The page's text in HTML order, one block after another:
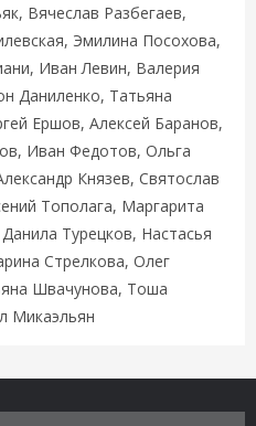
Вячеслав Разбегаев,
Эмилина Посохова,
Иван Левин, Валерия
Даниленко, Татьяна
Ершов, Алексей Баранов,
Иван Федотов, Ольга
Князев, Святослав
Тополага, Маргарита
Турецков, Настасья
Стрелкова, Олег
Швачунова, Тоша
Микаэльян